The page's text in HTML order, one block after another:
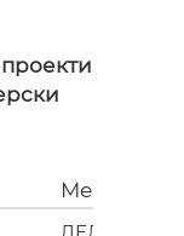
Место